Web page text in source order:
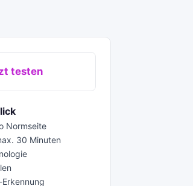
testen
Normseite
30 Minuten